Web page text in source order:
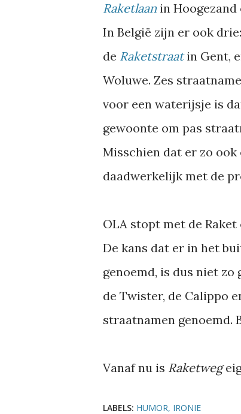
Raketlaan in Hoogezand
In België zijn er ook
de Raketstraatin Gent,
Woluwe. Zes
voor een waterijsje is
gewoonte om pas
Misschien dat er zo
daadwerkelijk met de
OLA stopt met de
De kans dat er in het
genoemd, is dus niet zo
de Twister, de Calippo
straatnamen genoemd.
Vanaf nu is Raketweg
LABELS: HUMOR IRONIE